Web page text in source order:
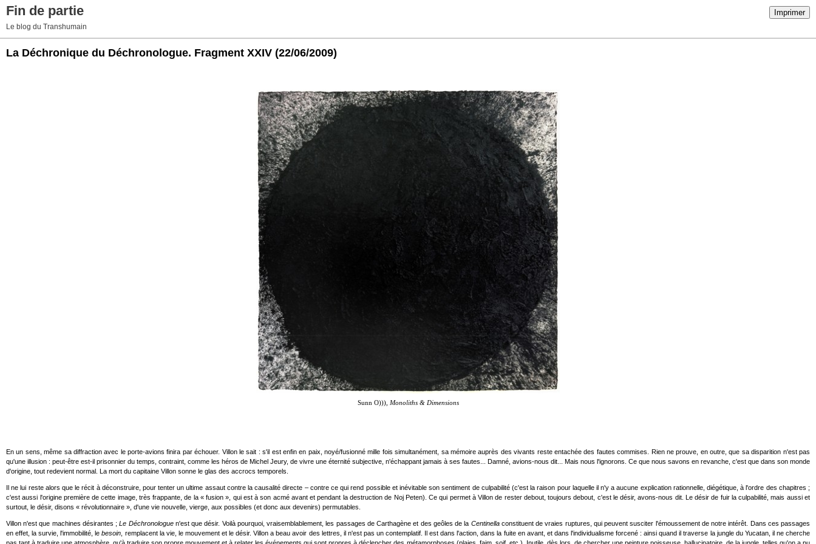
Imprimer
Fin de partie
Le blog du Transhumain
La Déchronique du Déchronologue. Fragment XXIV (22/06/2009)
Sunn O))), Monoliths & Dimensions
En un sens, même sa diffraction avec le porte-avions finira par échouer. Villon le sait : s'il est enfin en paix, noyé/fusionné mille fois simultanément, sa mémoire auprès des vivants reste entachée des fautes commises. Rien ne prouve, en outre, que sa disparition n'est pas
qu'une illusion : peut-être est-il prisonnier du temps, contraint, comme les héros de Michel Jeury, de vivre une éternité subjective, n'échappant jamais à ses fautes... Damné, avions-nous dit... Mais nous l'ignorons. Ce que nous savons en revanche, c'est que dans son monde
d'origine, tout redevient normal. La mort du capitaine Villon sonne le glas des accrocs temporels.
Il ne lui reste alors que le récit à déconstruire, pour tenter un ultime assaut contre la causalité directe –contre ce qui rend possible et inévitable son sentiment de culpabilité (c'est la raison pour laquelle il n'y a aucune explication rationnelle, diégétique, à l'ordre des chapitres ;
c'est aussi l'origine première de cette image, très frappante, de la « fusion », qui est à son acmé avant et pendant la destruction de Noj Peten). Ce qui permet à Villon de rester debout, toujours debout, c'est le désir, avons-nous dit. Le désir de fuir la culpabilité, mais aussi et
surtout, le désir, disons « révolutionnaire », d'une vie nouvelle, vierge, aux possibles (et donc aux devenirs) permutables.
Villon n'est que machines désirantes ;Le Déchronologuen'est que désir. Voilà pourquoi, vraisemblablement, les passages de Carthagène et des geôles de la Centinellaconstituent de vraies ruptures, qui peuvent susciter l'émoussement de notre intérêt. Dans ces passages
en effet, la survie, l'immobilité, lebesoin , remplacent la vie, le mouvement et le désir. Villon a beau avoir des lettres, il n'est pas un contemplatif. Il est dans l'action, dans la fuite en avant, et dans l'individualisme forcené : ainsi quand il traverse la jungle du Yucatan, il ne cherche